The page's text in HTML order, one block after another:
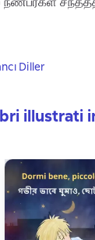
Diller
illustrati